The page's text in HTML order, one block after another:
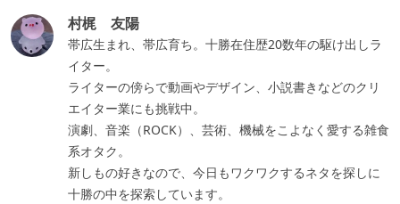
村梶 友陽
帯広生まれ、帯広育ち。十勝在住歴20数年の駆け出しラ
イター。
ライターの傍らで動画やデザイン、小説書きなどのクリ
エイター業にも挑戦中。
演劇、音楽（ROCK）、芸術、機械をこよなく愛する雑食
系オタク。
新しもの好きなので、今日もワクワクするネタを探しに
十勝の中を探索しています。